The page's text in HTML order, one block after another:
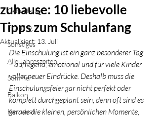
Geburtstag
Frühling
Sonstiges
Alle Jahreszeiten
Sommer
Balkon
Karneval
zuhause: 10 liebevolle
Tipps zum Schulanfang
Aktualisiert: 13. Juli
Die Einschulung ist ein ganz besonderer Tag
– aufregend, emotional und für viele Kinder
voller neuer Eindrücke. Deshalb muss die
Einschulungsfeier gar nicht perfekt oder
komplett durchgeplant sein, denn oft sind es
gerade die kleinen, persönlichen Momente,